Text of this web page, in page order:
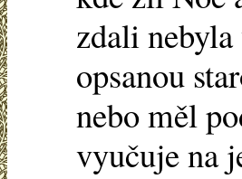
zdali
opsanou
nebo měl
vyučuje na